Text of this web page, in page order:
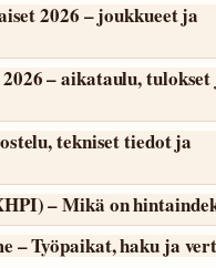
2026 – joukkueet ja
– aikataulu,
tekniset tiedot ja
– Mikä on
– Työpaikat, haku ja